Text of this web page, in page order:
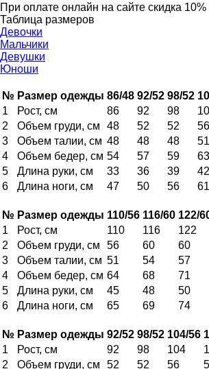
При оплате онлайн на сайте скидка 10%
Таблица размеров
Девочки
Мальчики
Девушки
Юноши
№ Размер одежды 86/48 92/52 98/52
1
Рост, см 86 92 98
2
Объем груди, см 48 52 52 56
3
Объем талии, см 48 48 48 51
4
Объем бедер, см 54 57 59 63
5
Длина руки, см 33 36 39 42
6
Длина ноги, см 47 50 56 61
№ Размер одежды 110/56 116/60 122/
1
Рост, см 110 116 122
2
Объем груди, см 56 60 60
3
Объем талии, см 51 54 57
4
Объем бедер, см 64 68 71
5
Длина руки, см 45 48 50
6
Длина ноги, см 65 69 74
№ Размер одежды 92/52 98/52 104/56
1
Рост, см 92 98 104
2
Объем груди, см 52 52 56